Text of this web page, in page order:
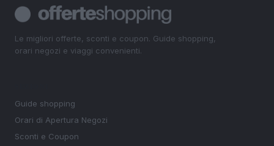
Le migliori offerte, sconti e coupon. Guide shopping,
orari negozi e viaggi convenienti.
Guide shopping
Orari di Apertura Negozi
Sconti e Coupon